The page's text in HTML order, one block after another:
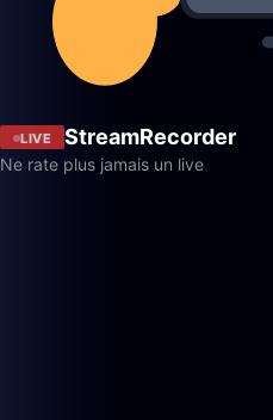
LIVE StreamRecorder
Ne rate plus jamais un live